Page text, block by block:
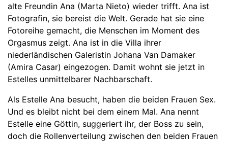
alte Freundin Ana (Marta Nieto) wieder trifft. Ana ist
Fotografin, sie bereist die Welt. Gerade hat sie eine
Fotoreihe gemacht, die Menschen im Moment des
Orgasmus zeigt. Ana ist in die Villa ihrer
niederländischen Galeristin Johana Van Damaker
(Amira Casar) eingezogen. Damit wohnt sie jetzt in
Estelles unmittelbarer Nachbarschaft.
Als Estelle Ana besucht, haben die beiden Frauen Sex.
Und es bleibt nicht bei dem einem Mal. Ana nennt
Estelle eine Göttin, suggeriert ihr, der Boss zu sein,
doch die Rollenverteilung zwischen den beiden Frauen